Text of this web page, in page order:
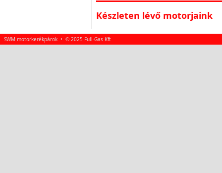
Készleten lévő motorjaink
SWM motorkerékpárok • © 2025 Full-Gas Kft